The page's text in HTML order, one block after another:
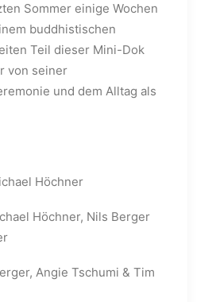
Sommer einige Wochen
buddhistischen
Teil dieser Mini-Dok
von seiner
und dem Alltag als
Höchner
Höchner, Nils Berger
Angie Tschumi & Tim